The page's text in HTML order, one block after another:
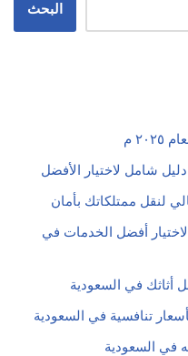
البحث
شامل لاختيار الأفضل
لنقل ممتلكاتك بأمان
أفضل الخدمات في
أثاثك في السعودية
تنافسية في السعودية
في السعودية